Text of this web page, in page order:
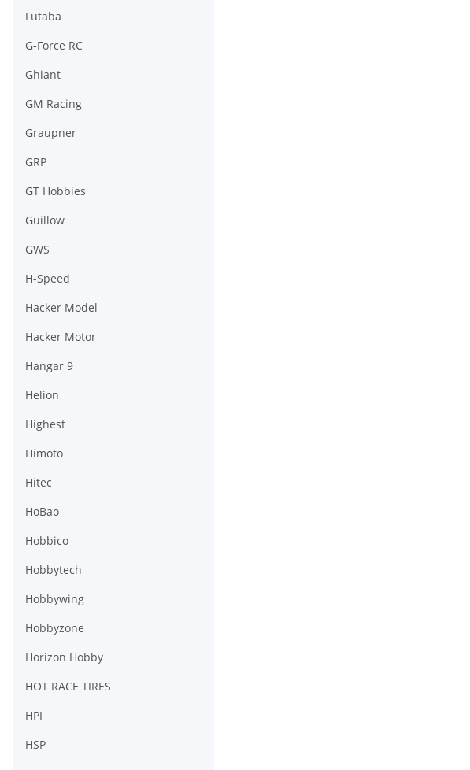
Futaba
G-Force RC
Ghiant
GM Racing
Graupner
GRP
GT Hobbies
Guillow
GWS
H-Speed
Hacker Model
Hacker Motor
Hangar 9
Helion
Highest
Himoto
Hitec
HoBao
Hobbico
Hobbytech
Hobbywing
Hobbyzone
Horizon Hobby
HOT RACE TIRES
HPI
HSP